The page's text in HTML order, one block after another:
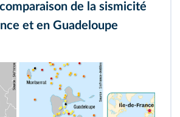
comparaison de la sismicité
et en Guadeloupe